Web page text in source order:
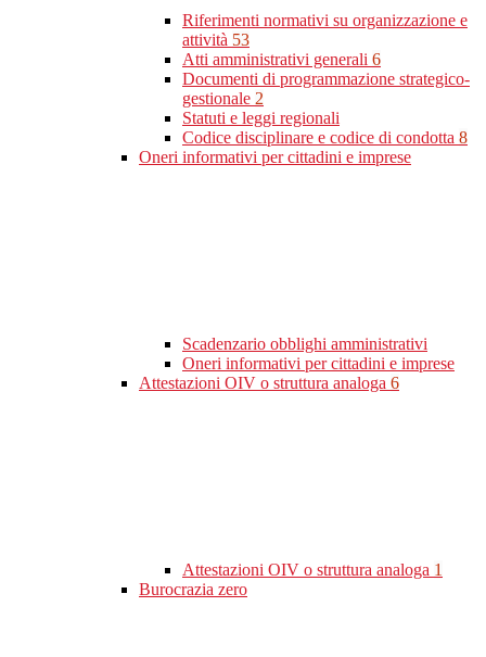
Riferimenti normativi su organizzazione e
attività 53
Atti amministrativi generali 6
Documenti di programmazione strategico-
gestionale 2
Statuti e leggi regionali
Codice disciplinare e codice di condotta 8
Oneri informativi per cittadini e imprese
Scadenzario obblighi amministrativi
Oneri informativi per cittadini e imprese
Attestazioni OIV o struttura analoga 6
Attestazioni OIV o struttura analoga 1
Burocrazia zero